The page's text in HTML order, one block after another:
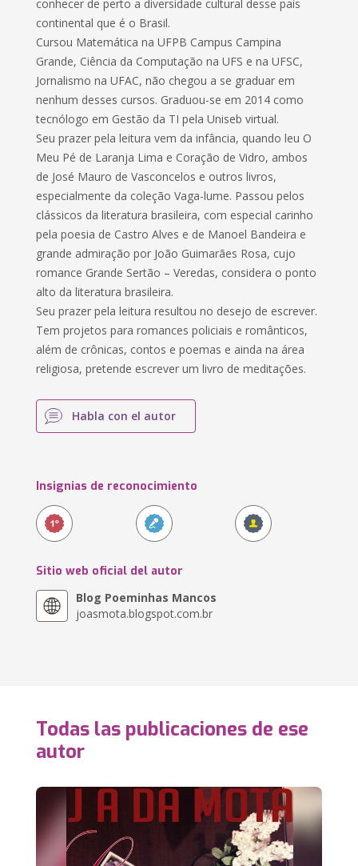
conhecer de perto a diversidade cultural desse país
continental que é o Brasil.
Cursou Matemática na UFPB Campus Campina
Grande, Ciência da Computação na UFS e na UFSC,
Jornalismo na UFAC, não chegou a se graduar em
nenhum desses cursos. Graduou-se em 2014 como
tecnólogo em Gestão da TI pela Uniseb virtual.
Seu prazer pela leitura vem da infância, quando leu O
Meu Pé de Laranja Lima e Coração de Vidro, ambos
de José Mauro de Vasconcelos e outros livros,
especialmente da coleção Vaga-lume. Passou pelos
clássicos da literatura brasileira, com especial carinho
pela poesia de Castro Alves e de Manoel Bandeira e
grande admiração por João Guimarães Rosa, cujo
romance Grande Sertão – Veredas, considera o ponto
alto da literatura brasileira.
Seu prazer pela leitura resultou no desejo de escrever.
Tem projetos para romances policiais e românticos,
além de crônicas, contos e poemas e ainda na área
religiosa, pretende escrever um livro de meditações.
Habla con el autor
Insignias de reconocimiento
Sitio web oficial del autor
Blog Poeminhas Mancos
joasmota.blogspot.com.br
Todas las publicaciones de ese
autor